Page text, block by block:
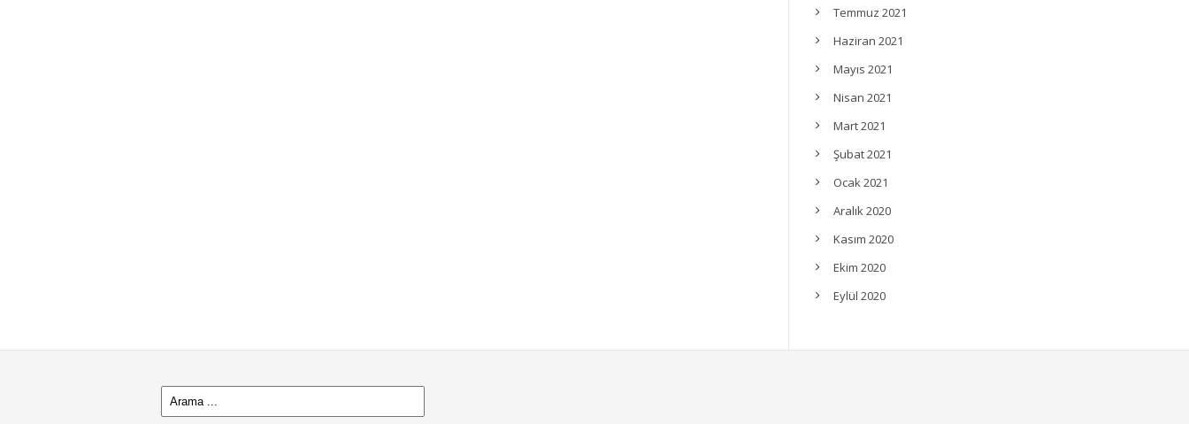
Temmuz 2021
Haziran 2021
Mayıs 2021
Nisan 2021
Mart 2021
Şubat 2021
Ocak 2021
Aralık 2020
Kasım 2020
Ekim 2020
Eylül 2020